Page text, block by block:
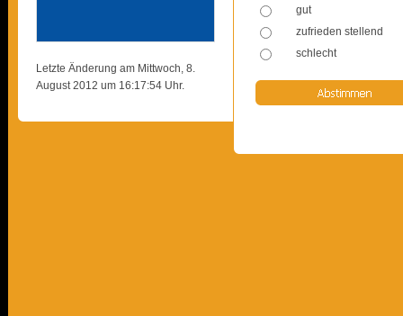
Letzte Änderung am Mittwoch, 8.
August 2012 um 16:17:54 Uhr.
gut
zufrieden stellend
schlecht